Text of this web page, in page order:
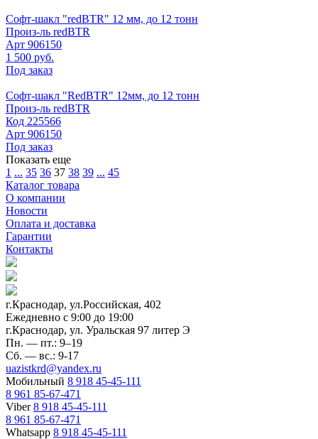
Софт-шакл "redBTR" 12 мм, до 12 тонн
Произ-ль redBTR
Арт 906150
1 500 руб.
Под заказ
Софт-шакл "RedBTR" 12мм, до 12 тонн
Произ-ль redBTR
Код 225566
Арт 906150
Под заказ
Показать еще
1 ... 35 36 37 38 39 ... 45
Каталог товара
О компании
Новости
Оплата и доставка
Гарантии
Контакты
г.Краснодар, ул.Российская, 402
Ежедневно c 9:00 до 19:00
г.Краснодар, ул. Уральская 97 литер Э
Пн. — пт.: 9–19
Сб. — вс.: 9-17
uazistkrd@yandex.ru
Мобильный 8 918 45-45-111
8 961 85-67-471
Viber8 918 45-45-111
8 961 85-67-471
Whatsapp 8 918 45-45-111